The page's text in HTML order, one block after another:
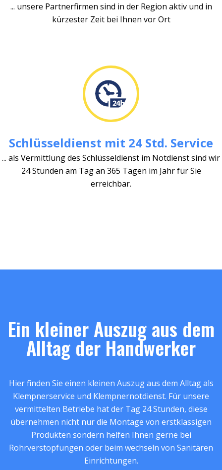
... unsere Partnerfirmen sind in der Region aktiv und in
kürzester Zeit bei Ihnen vor Ort
Schlüsseldienst mit 24 Std. Service
... als Vermittlung des Schlüsseldienst im Notdienst sind wir
24 Stunden am Tag an 365 Tagen im Jahr für Sie
erreichbar.
Ein kleiner Auszug aus dem
Alltag der Handwerker
Hier finden Sie einen kleinen Auszug aus dem Alltag als
Klempnerservice und Klempnernotdienst. Für unsere
vermittelten Betriebe hat der Tag 24 Stunden, diese
übernehmen nicht nur die Montage von erstklassigen
Produkten sondern helfen Ihnen gerne bei
Rohrverstopfungen oder beim wechseln von Sanitären
Einrichtungen.